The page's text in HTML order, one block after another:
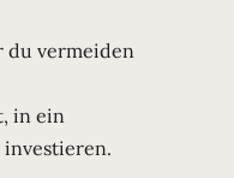
du vermeiden
in ein
investieren.